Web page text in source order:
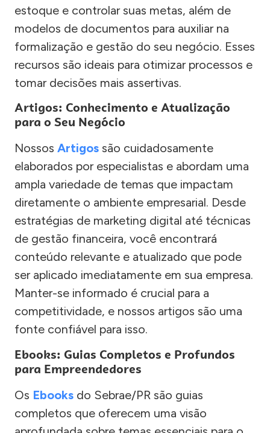
estoque e controlar suas metas, além de
modelos de documentos para auxiliar na
formalização e gestão do seu negócio. Esses
recursos são ideais para otimizar processos e
tomar decisões mais assertivas.
Artigos: Conhecimento e Atualização
para o Seu Negócio
Nossos Artigos são cuidadosamente
elaborados por especialistas e abordam uma
ampla variedade de temas que impactam
diretamente o ambiente empresarial. Desde
estratégias de marketing digital até técnicas
de gestão financeira, você encontrará
conteúdo relevante e atualizado que pode
ser aplicado imediatamente em sua empresa.
Manter-se informado é crucial para a
competitividade, e nossos artigos são uma
fonte confiável para isso.
Ebooks: Guias Completos e Profundos
para Empreendedores
Os Ebooks do Sebrae/PR são guias
completos que oferecem uma visão